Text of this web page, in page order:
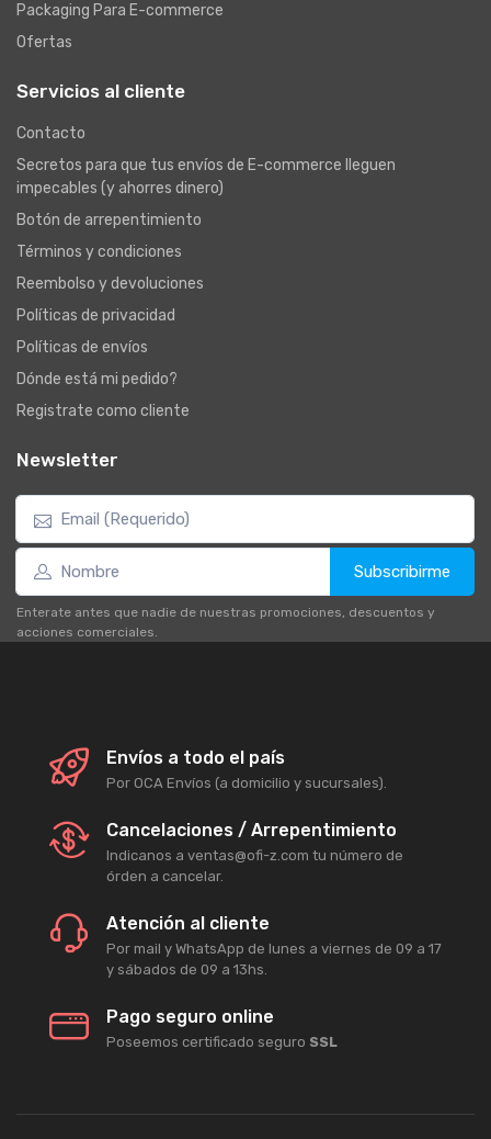
Packaging Para E-commerce
Ofertas
Servicios al cliente
Contacto
Secretos para que tus envíos de E-commerce lleguen
impecables (y ahorres dinero)
Botón de arrepentimiento
Términos y condiciones
Reembolso y devoluciones
Políticas de privacidad
Políticas de envíos
Dónde está mi pedido?
Registrate como cliente
Newsletter
Subscribirme
Enterate antes que nadie de nuestras promociones, descuentos y
acciones comerciales.
Envíos a todo el país
Por OCA Envíos (a domicilio y sucursales).
Cancelaciones / Arrepentimiento
Indicanos a ventas@ofi-z.com tu número de
órden a cancelar.
Atención al cliente
Por mail y WhatsApp de lunes a viernes de 09 a 17
y sábados de 09 a 13hs.
Pago seguro online
Poseemos certificado seguro SSL